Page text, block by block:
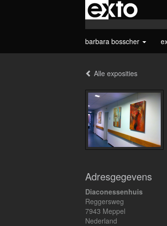
barbara bosscher
Alle exposities
Adresgegevens
Diaconessenhuis
Reggersweg
7943 Meppel
Nederland